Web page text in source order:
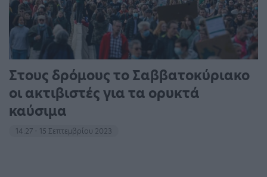
Στους δρόμους το Σαββατοκύριακο
οι ακτιβιστές για τα ορυκτά
καύσιμα
14:27 - 15 Σεπτεμβρίου 2023